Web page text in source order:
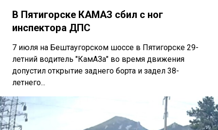
В Пятигорске КАМАЗ сбил с ног
инспектора ДПС
7 июля на Бештаугорском шоссе в Пятигорске 29-
летний водитель "КамАЗа" во время движения
допустил открытие заднего борта и задел 38-
летнего...